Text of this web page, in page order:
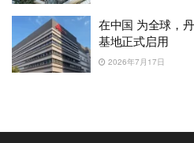
在中国 为全球，
基地正式启用
2026年7月17日